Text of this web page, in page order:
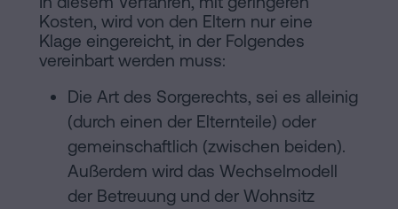
Kosten, wird von den Eltern nur eine
Klage eingereicht, in der Folgendes
vereinbart werden muss:
Die Art des Sorgerechts, sei es alleinig
(durch einen der Elternteile) oder
gemeinschaftlich (zwischen beiden).
Außerdem wird das Wechselmodell
der Betreuung und der Wohnsitz